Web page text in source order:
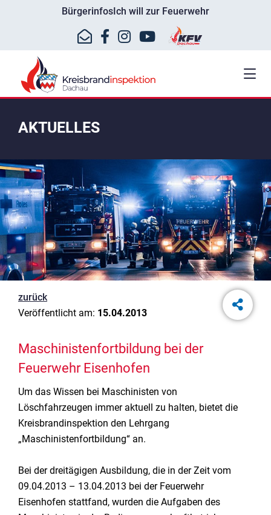
BürgerinfosIch will zur Feuerwehr
AKTUELLES
zurück
Veröffentlicht am: 15.04.2013
Maschinistenfortbildung bei der
Feuerwehr Eisenhofen
Um das Wissen bei Maschinisten von
Löschfahrzeugen immer aktuell zu halten, bietet die
Kreisbrandinspektion den Lehrgang
„Maschinistenfortbildung“ an.
Bei der dreitägigen Ausbildung, die in der Zeit vom
09.04.2013 – 13.04.2013 bei der Feuerwehr
Eisenhofen stattfand, wurden die Aufgaben des